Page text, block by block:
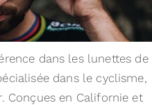
dans les lunettes de
dans le cyclisme,
Conçues en Californie et